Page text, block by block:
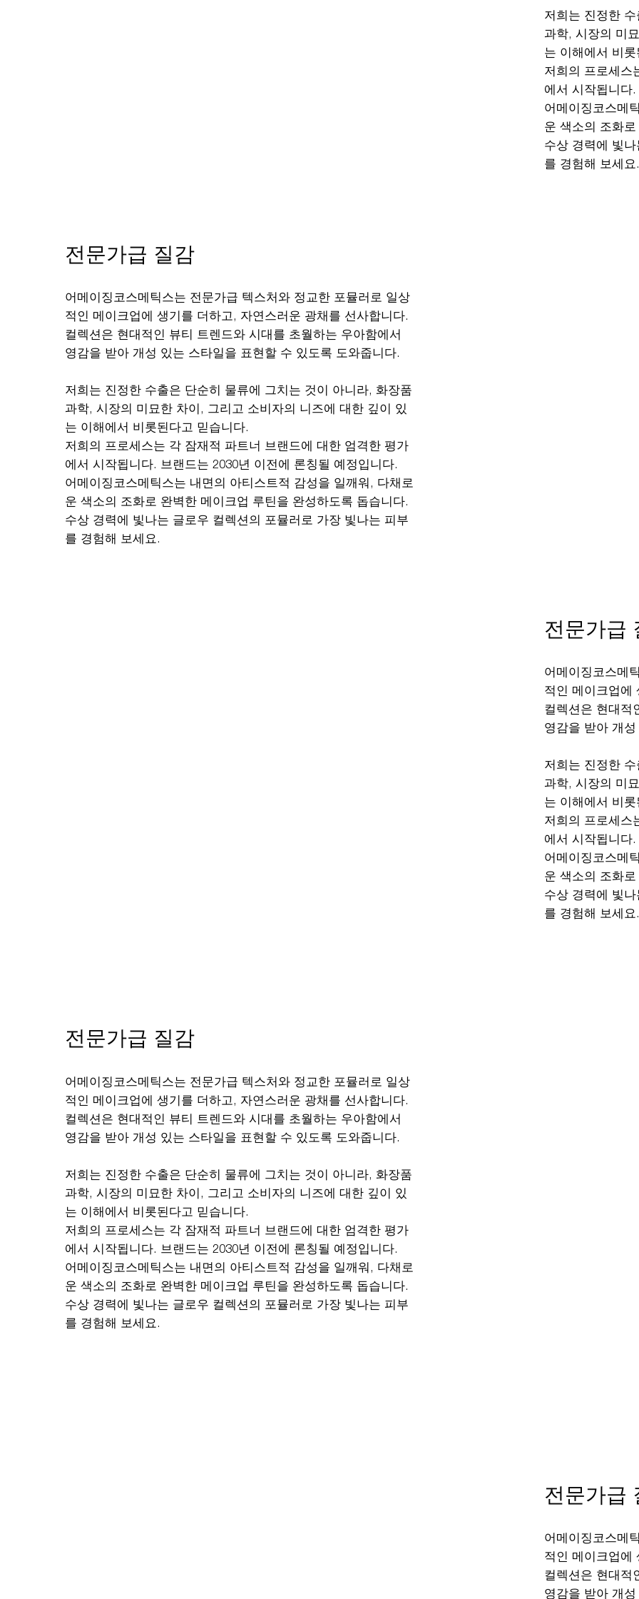
저희는 진정한
과학, 시장의 미
는 이해에서 비
저희의 프로세스
에서 시작됩니다
어메이징코스메
운 색소의 조화
수상 경력에 빛
를 경험해 보세요
전문가급 질감
어메이징코스메틱스는 전문가급 텍스처와 정교한 포뮬러로 일상
적인 메이크업에 생기를 더하고, 자연스러운 광채를 선사합니다.
컬렉션은 현대적인 뷰티 트렌드와 시대를 초월하는 우아함에서
영감을 받아 개성 있는 스타일을 표현할 수 있도록 도와줍니다.
저희는 진정한 수출은 단순히 물류에 그치는 것이 아니라, 화장품
과학, 시장의 미묘한 차이, 그리고 소비자의 니즈에 대한 깊이 있
는 이해에서 비롯된다고 믿습니다.
저희의 프로세스는 각 잠재적 파트너 브랜드에 대한 엄격한 평가
에서 시작됩니다. 브랜드는 2030년 이전에 론칭될 예정입니다.
어메이징코스메틱스는 내면의 아티스트적 감성을 일깨워, 다채로
운 색소의 조화로 완벽한 메이크업 루틴을 완성하도록 돕습니다.
수상 경력에 빛나는 글로우 컬렉션의 포뮬러로 가장 빛나는 피부
를 경험해 보세요.
전문가급
어메이징코스메
적인 메이크업에
컬렉션은 현대적
영감을 받아 개
저희는 진정한
과학, 시장의 미
는 이해에서 비
저희의 프로세스
에서 시작됩니다
어메이징코스메
운 색소의 조화
수상 경력에 빛
를 경험해 보세요
전문가급 질감
어메이징코스메틱스는 전문가급 텍스처와 정교한 포뮬러로 일상
적인 메이크업에 생기를 더하고, 자연스러운 광채를 선사합니다.
컬렉션은 현대적인 뷰티 트렌드와 시대를 초월하는 우아함에서
영감을 받아 개성 있는 스타일을 표현할 수 있도록 도와줍니다.
저희는 진정한 수출은 단순히 물류에 그치는 것이 아니라, 화장품
과학, 시장의 미묘한 차이, 그리고 소비자의 니즈에 대한 깊이 있
는 이해에서 비롯된다고 믿습니다.
저희의 프로세스는 각 잠재적 파트너 브랜드에 대한 엄격한 평가
에서 시작됩니다. 브랜드는 2030년 이전에 론칭될 예정입니다.
어메이징코스메틱스는 내면의 아티스트적 감성을 일깨워, 다채로
운 색소의 조화로 완벽한 메이크업 루틴을 완성하도록 돕습니다.
수상 경력에 빛나는 글로우 컬렉션의 포뮬러로 가장 빛나는 피부
를 경험해 보세요.
전문가급
어메이징코스메
적인 메이크업에
컬렉션은 현대적
영감을 받아 개